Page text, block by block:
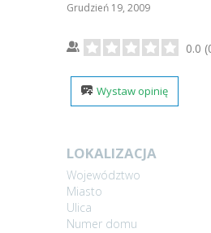
Grudzień 19, 2009
0.0 (
Wystaw opinię
LOKALIZACJA
Województwo
Miasto
Ulica
Numer domu